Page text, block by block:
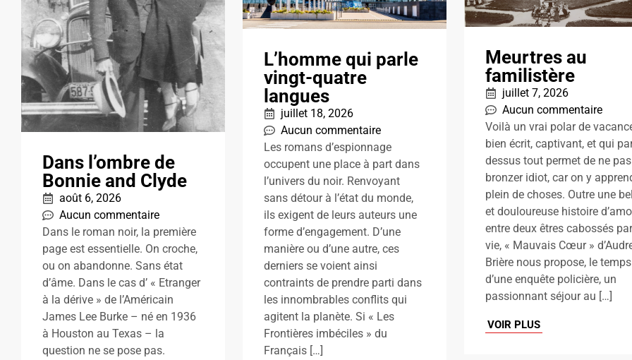
Dans l’ombre de
Bonnie and Clyde
août 6, 2026
Aucun commentaire
Dans le roman noir, la première
page est essentielle. On croche,
ou on abandonne. Sans état
d’âme. Dans le cas d’ « Etranger
à la dérive » de l’Américain
James Lee Burke – né en 1936
à Houston au Texas – la
question ne se pose pas.
L’homme qui parle
vingt-quatre
langues
juillet 18, 2026
Aucun commentaire
Les romans d’espionnage
occupent une place à part dans
l’univers du noir. Renvoyant
sans détour à l’état du monde,
ils exigent de leurs auteurs une
forme d’engagement. D’une
manière ou d’une autre, ces
derniers se voient ainsi
contraints de prendre parti dans
les innombrables conflits qui
agitent la planète. Si « Les
Frontières imbéciles » du
Français […]
Meurtres au
familistère
juillet 7, 2026
Aucun commentaire
Voilà un vrai polar de
bien écrit, captivant, et qui
dessus tout permet de ne pas
bronzer idiot, car on y
plein de choses. Outre une
et douloureuse histoire
entre deux êtres cabossés
vie, « Mauvais Cœur »
Brière nous propose, le temps
d’une enquête policière, un
passionnant séjour au […]
VOIR PLUS